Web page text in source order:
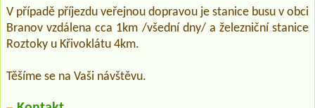
V případě příjezdu veřejnou dopravou je stanice busu v obci
Branov vzdálena cca 1km /všední dny/ a železniční stanice
Roztoky u Křivoklátu 4km.
Těšíme se na Vaši návštěvu.